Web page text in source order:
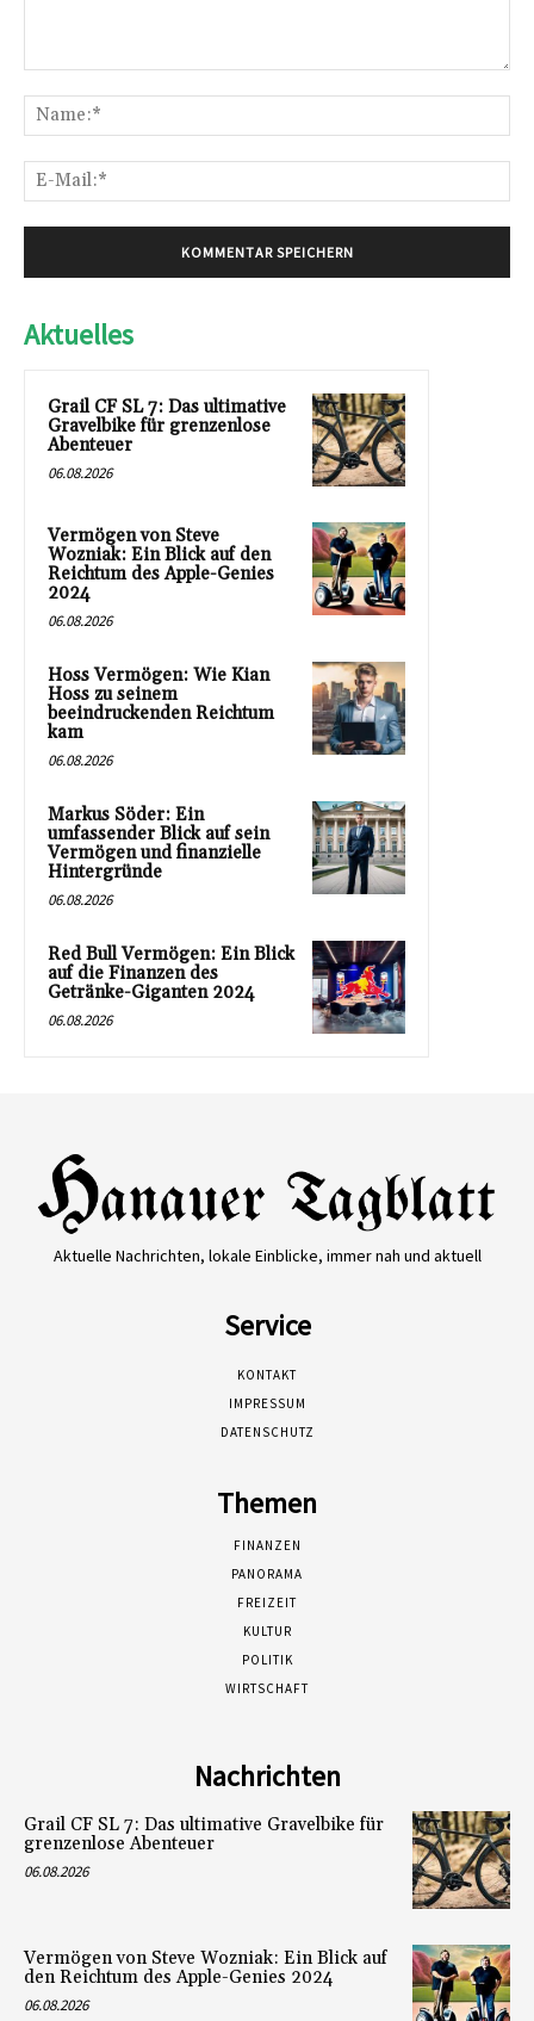
Aktuelles
Grail CF SL 7: Das ultimative
Gravelbike für grenzenlose
Abenteuer
06.08.2026
Vermögen von Steve
Wozniak: Ein Blick auf den
Reichtum des Apple-Genies
2024
06.08.2026
Hoss Vermögen: Wie Kian
Hoss zu seinem
beeindruckenden Reichtum
kam
06.08.2026
Markus Söder: Ein
umfassender Blick auf sein
Vermögen und finanzielle
Hintergründe
06.08.2026
Red Bull Vermögen: Ein Blick
auf die Finanzen des
Getränke-Giganten 2024
06.08.2026
Aktuelle Nachrichten, lokale Einblicke, immer nah und aktuell
Service
KONTAKT
IMPRESSUM
DATENSCHUTZ
Themen
FINANZEN
PANORAMA
FREIZEIT
KULTUR
POLITIK
WIRTSCHAFT
Nachrichten
Grail CF SL 7: Das ultimative Gravelbike für
grenzenlose Abenteuer
06.08.2026
Vermögen von Steve Wozniak: Ein Blick auf
den Reichtum des Apple-Genies 2024
06.08.2026